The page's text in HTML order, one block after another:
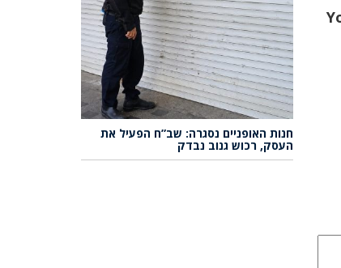
חנות האופניים נסגרה: שב”ח הפעיל את
העסק, רכוש גנוב נבדק